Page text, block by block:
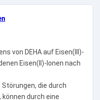
von DEHA auf Eisen(III)-
Eisen(II)-Ionen nach
die durch
durch eine